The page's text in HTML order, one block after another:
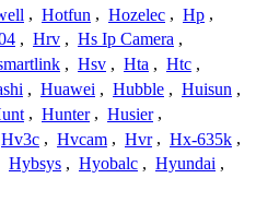
, Hotfun , Hozelec , Hp ,
, Hrv , Hs Ip Camera ,
, Hsv , Hta , Htc ,
, Huawei , Hubble , Huisun ,
, Hunter , Husier ,
Hv3c , Hvcam , Hvr , Hx-635k ,
Hybsys , Hyobalc , Hyundai ,